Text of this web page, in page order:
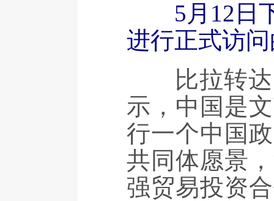
5月12日
进行正式访
比拉转达
示，中国是
行一个中国
共同体愿景
强贸易投资